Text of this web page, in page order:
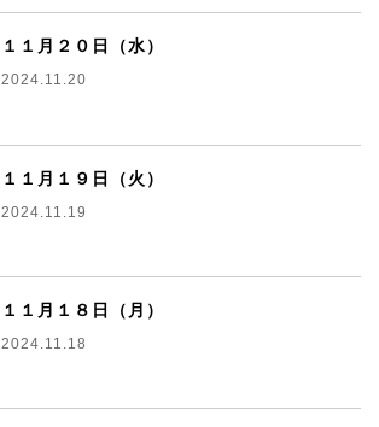
１１月２０日（水）
2024.11.20
１１月１９日（火）
2024.11.19
１１月１８日（月）
2024.11.18